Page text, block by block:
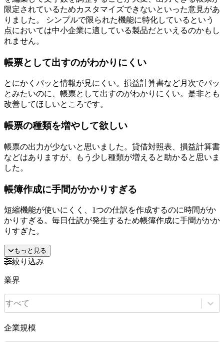
限定されているためカスタマイズできないといった意見があ
りました。 シンプルで限られた機能に特化しているという
点においては中小企業に適している製品だといえるのかもし
れません。
帳票として出すのがわかりにくい
とにかくパッと情報が見にくい。損益計算書など月次でパッ
とみたいのに、帳票として出すのがわかりにくい。是非とも
改善してほしいところです。
帳票の種類を増やして欲しい
帳票の出力が少ないと思いました。貸借対照表、損益計算書
などはありますが、もう少し種類が増えると助かると思いま
した。
帳簿作成に手間がかかりすぎる
短縮機能が使いにくく、1つの仕訳を作成するのに時間がか
かりすぎる。毎日仕訳が発生するため帳簿作成に手間がかか
りすぎた。
もっと見る
絞り込み
業界
すべて
企業規模